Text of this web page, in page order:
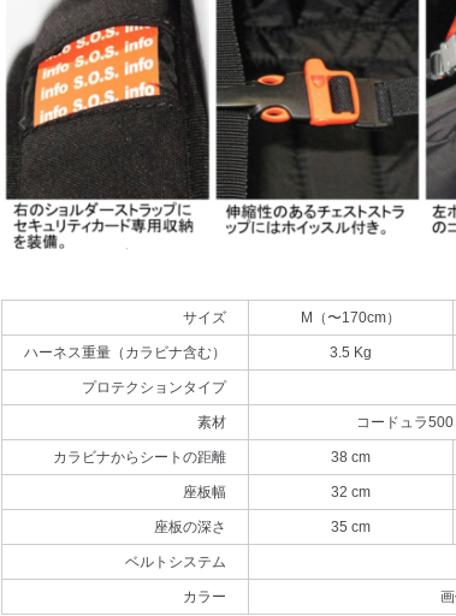
サイズ M（〜170cm）
ハーネス重量（カラビナ含む） 3.5 Kg
プロテクションタイプ
素材 コードュラ
カラビナからシートの距離 38 cm
座板幅 32 cm
座板の深さ 35 cm
ベルトシステム
カラー